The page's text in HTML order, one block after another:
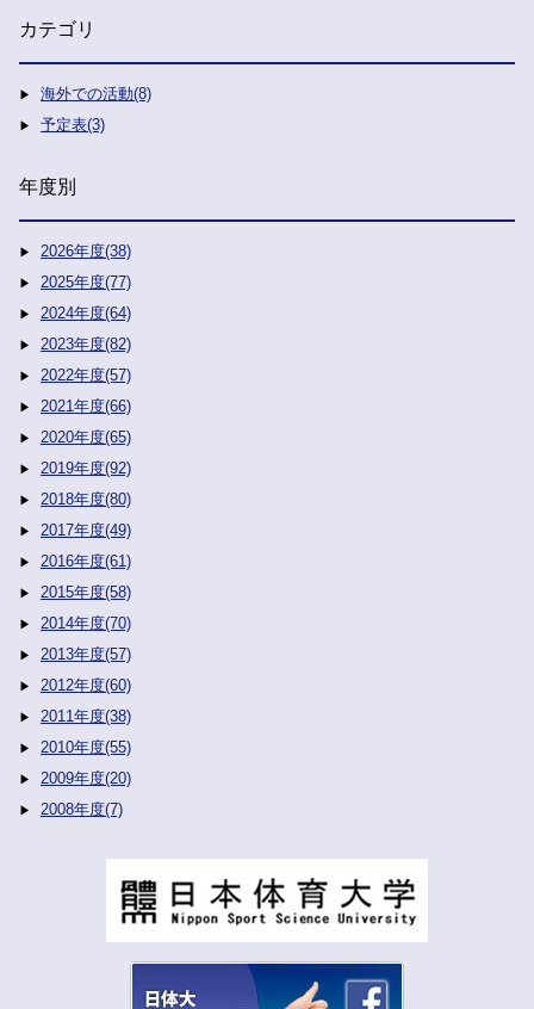
カテゴリ
海外での活動(8)
予定表(3)
年度別
2026年度(38)
2025年度(77)
2024年度(64)
2023年度(82)
2022年度(57)
2021年度(66)
2020年度(65)
2019年度(92)
2018年度(80)
2017年度(49)
2016年度(61)
2015年度(58)
2014年度(70)
2013年度(57)
2012年度(60)
2011年度(38)
2010年度(55)
2009年度(20)
2008年度(7)